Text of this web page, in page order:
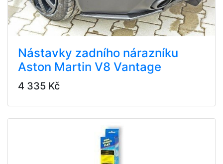
Nástavky zadního nárazníku
Aston Martin V8 Vantage
4 335 Kč